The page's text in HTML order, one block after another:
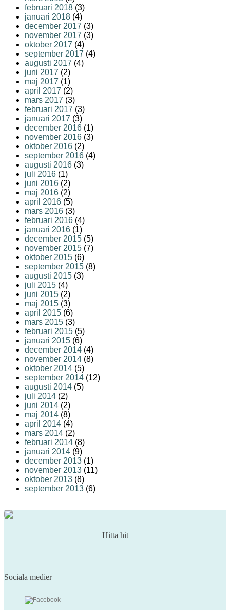
februari 2018 (3)
januari 2018 (4)
december 2017 (3)
november 2017 (3)
oktober 2017 (4)
september 2017 (4)
augusti 2017 (4)
juni 2017 (2)
maj 2017 (1)
april 2017 (2)
mars 2017 (3)
februari 2017 (3)
januari 2017 (3)
december 2016 (1)
november 2016 (3)
oktober 2016 (2)
september 2016 (4)
augusti 2016 (3)
juli 2016 (1)
juni 2016 (2)
maj 2016 (2)
april 2016 (5)
mars 2016 (3)
februari 2016 (4)
januari 2016 (1)
december 2015 (5)
november 2015 (7)
oktober 2015 (6)
september 2015 (8)
augusti 2015 (3)
juli 2015 (4)
juni 2015 (2)
maj 2015 (3)
april 2015 (6)
mars 2015 (3)
februari 2015 (5)
januari 2015 (6)
december 2014 (4)
november 2014 (8)
oktober 2014 (5)
september 2014 (12)
augusti 2014 (5)
juli 2014 (2)
juni 2014 (2)
maj 2014 (8)
april 2014 (4)
mars 2014 (2)
februari 2014 (8)
januari 2014 (9)
december 2013 (1)
november 2013 (11)
oktober 2013 (8)
september 2013 (6)
Hitta hit
Sociala medier